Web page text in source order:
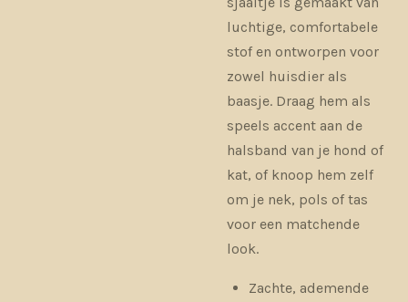
luchtige, comfortabele
stof en ontworpen voor
zowel huisdier als
baasje. Draag hem als
speels accent aan de
halsband van je hond of
kat, of knoop hem zelf
om je nek, pols of tas
voor een matchende
look.
Zachte, ademende